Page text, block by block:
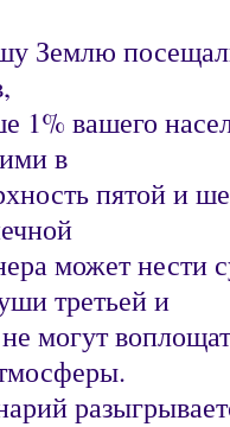
Землю
1% вашего
в
пятой и
может нести
третьей и
могут